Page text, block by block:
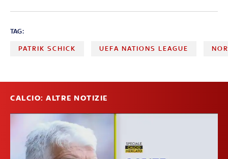
TAG:
PATRIK SCHICK UEFA NATIONS LEAGUE
CALCIO: ALTRE NOTIZIE